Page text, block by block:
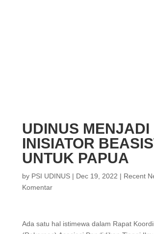
UDINUS MENJADI
INISIATOR
UNTUK PAPUA
by PSI UDINUS| Dec 19, 2022 | Recent
Komentar
Ada satu hal istimewa dalam Rapat